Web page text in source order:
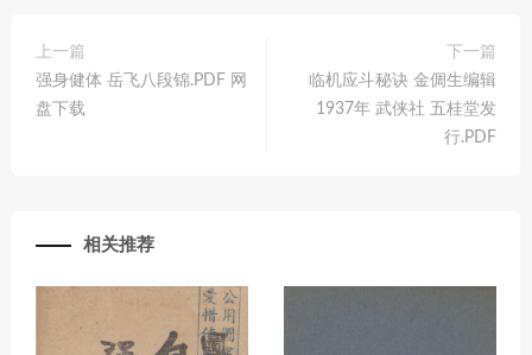
上一篇
强身健体 岳飞八段锦.PDF 网
盘下载
下一篇
临机应斗秘诀 金倜生编辑
1937年 武侠社 五桂堂发
行.PDF
相关推荐